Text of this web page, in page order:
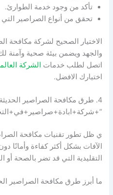
تأكد من وجود خدمة الطوارئ.
تحقق من أنواع الصراصير التي
الاختيار الصحيح لشركة مكافحة
والجهد ويضمن بيئة صحية وآمنة
اتصل لطلب خدمات الشركة
اختيارك الافضل.
4. طرق مكافحة الصراصير
ي ظل تطور تقنيات مكافحة
الآفات بشكل أكثر كفاءة وأمانًا
التقليدية التي قد تضر بالصحة أو
ما أبرز طرق مكافحة الصراصير